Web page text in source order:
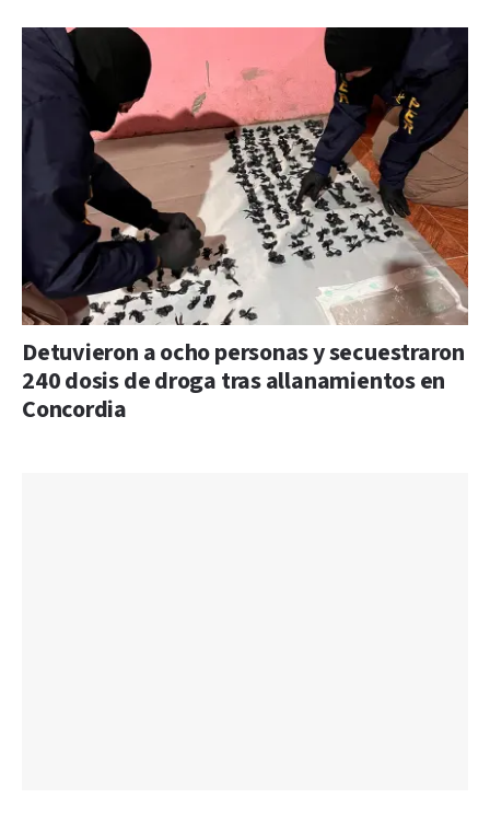
Detuvieron a ocho personas y secuestraron
240 dosis de droga tras allanamientos en
Concordia